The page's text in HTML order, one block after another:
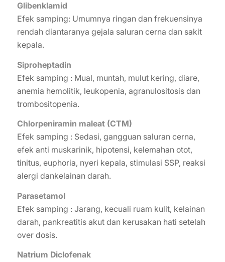
Glibenklamid
Efek samping: Umumnya ringan dan frekuensinya
rendah diantaranya gejala saluran cerna dan sakit
kepala.
Siproheptadin
Efek samping : Mual, muntah, mulut kering, diare,
anemia hemolitik, leukopenia, agranulositosis dan
trombositopenia.
Chlorpeniramin maleat (CTM)
Efek samping : Sedasi, gangguan saluran cerna,
efek anti muskarinik, hipotensi, kelemahan otot,
tinitus, euphoria, nyeri kepala, stimulasi SSP, reaksi
alergi dankelainan darah.
Parasetamol
Efek samping : Jarang, kecuali ruam kulit, kelainan
darah, pankreatitis akut dan kerusakan hati setelah
over dosis.
Natrium Diclofenak